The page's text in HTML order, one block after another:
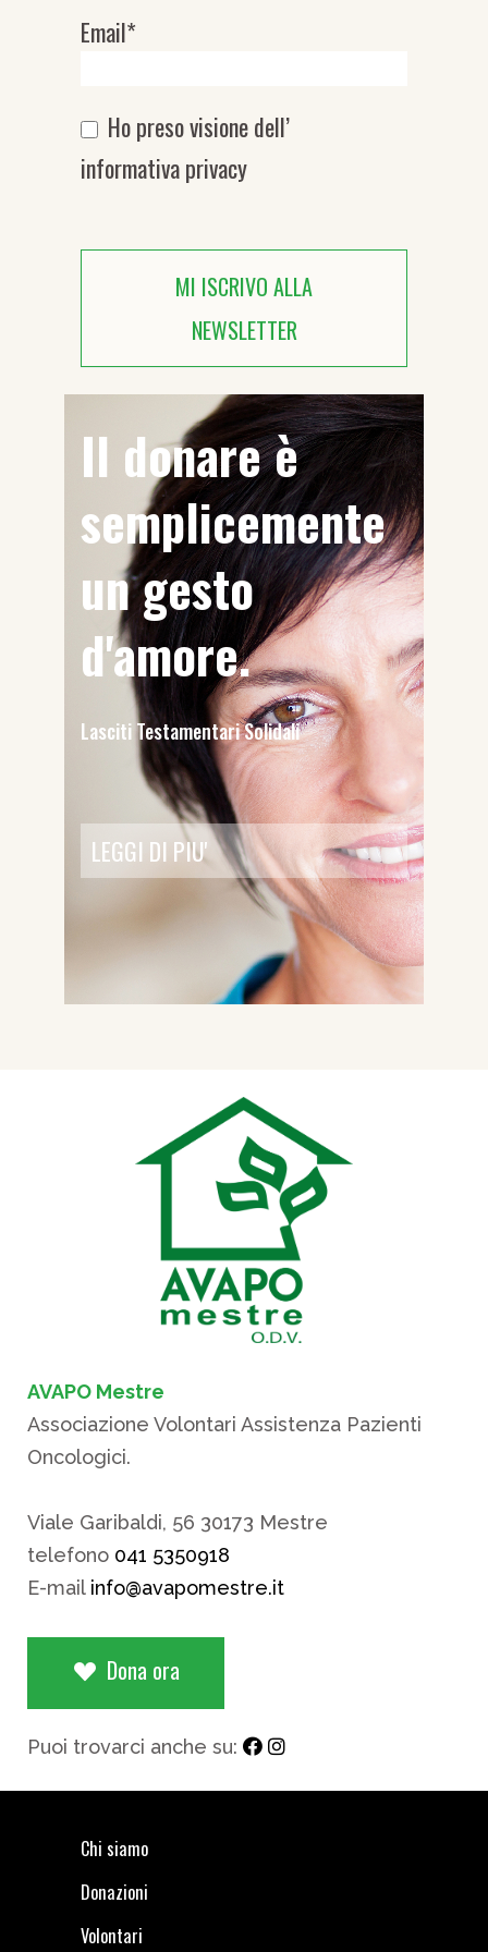
Email*
Ho preso visione dell’
informativa privacy
MI ISCRIVO ALLA
NEWSLETTER
Il donare è
semplicemente
un gesto
d'amore.
Lasciti Testamentari Solidali
LEGGI DI PIU'
AVAPO Mestre
Associazione Volontari Assistenza Pazienti
Oncologici.
Viale Garibaldi, 56 30173 Mestre
telefono 041 5350918
E-mail info@avapomestre.it
Dona ora
Puoi trovarci anche su:
Chi siamo
Donazioni
Volontari